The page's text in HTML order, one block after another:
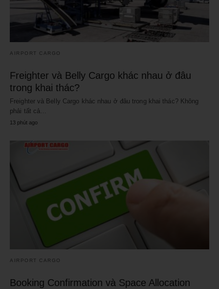
AIRPORT CARGO
Freighter và Belly Cargo khác nhau ở đâu
trong khai thác?
Freighter và Belly Cargo khác nhau ở đâu trong khai thác? Không
phải tất cả…
13 phút ago
AIRPORT CARGO
Booking Confirmation và Space Allocation